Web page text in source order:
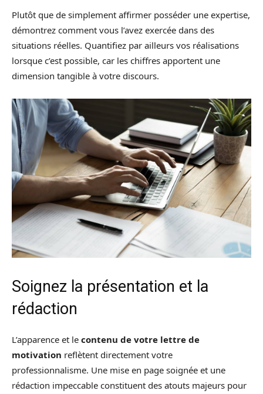
Plutôt que de simplement affirmer posséder une expertise,
démontrez comment vous l’avez exercée dans des
situations réelles. Quantifiez par ailleurs vos réalisations
lorsque c’est possible, car les chiffres apportent une
dimension tangible à votre discours.
Soignez la présentation et la
rédaction
L’apparence et le contenu de votre lettre de
motivation reflètent directement votre
professionnalisme. Une mise en page soignée et une
rédaction impeccable constituent des atouts majeurs pour